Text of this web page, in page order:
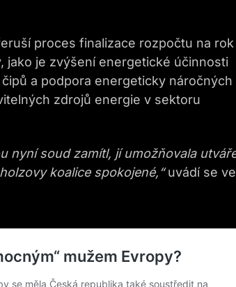
proces finalizace rozpočtu na rok
jako je zvýšení energetické účinnosti
a podpora energeticky náročných
zdrojů energie v sektoru
nyní soud zamítl, jíumožňovala
koalice spokojené,“uvádí se ve